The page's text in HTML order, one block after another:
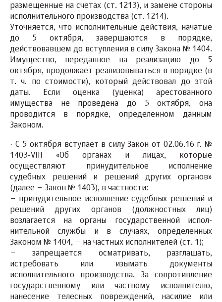
размещенные на счетах (ст. 121 3), и замене стороны
исполнительного производства (ст. 121 4).
Уточняется, что исполнительные действия, начатые
до 5 октября, завершаются в порядке,
действовавшем до вступления в силу Закона № 1404.
Имущество, переданное на реализацию до 5
октября, продолжает реализовываться в порядке (в
т. ч. по стоимости), который действовал до этой
даты. Если оценка (уценка) арестованного
имущества не проведена до 5 октября, она
проводится в порядке, определенном данным
Законом.
· С 5 октября вступает в силу Закон от 02.06.16 г. №
1403-VIII «Об органах и лицах, которые
осуществляют принудительное исполнение
судебных решений и решений других органов»
(далее – Закон № 1403), в частности:
– принудительное исполнение судебных решений и
решений других органов (должностных лиц)
возлагается на органы государственной испол-
нительной службы и в случаях, определенных
Законом № 1404, – на частных исполнителей (ст. 1);
– запрещается осматривать, разглашать,
истребовать или изымать документы
исполнительного производства. За сопротивление
государственному или частному исполнителю,
нанесение телесных повреждений, насилие или